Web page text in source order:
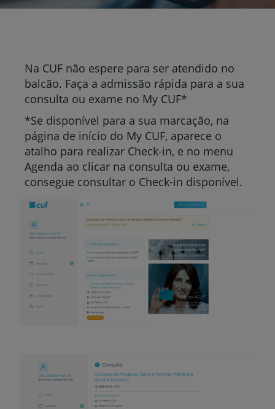
Na CUF não espere para ser atendido no
balcão. Faça a admissão rápida para a sua
consulta ou exame no My CUF*
*Se disponível para a sua marcação, na
página de início do My CUF, aparece o
atalho para realizar Check-in, e no menu
Agenda ao clicar na consulta ou exame,
consegue consultar o Check-in disponível.